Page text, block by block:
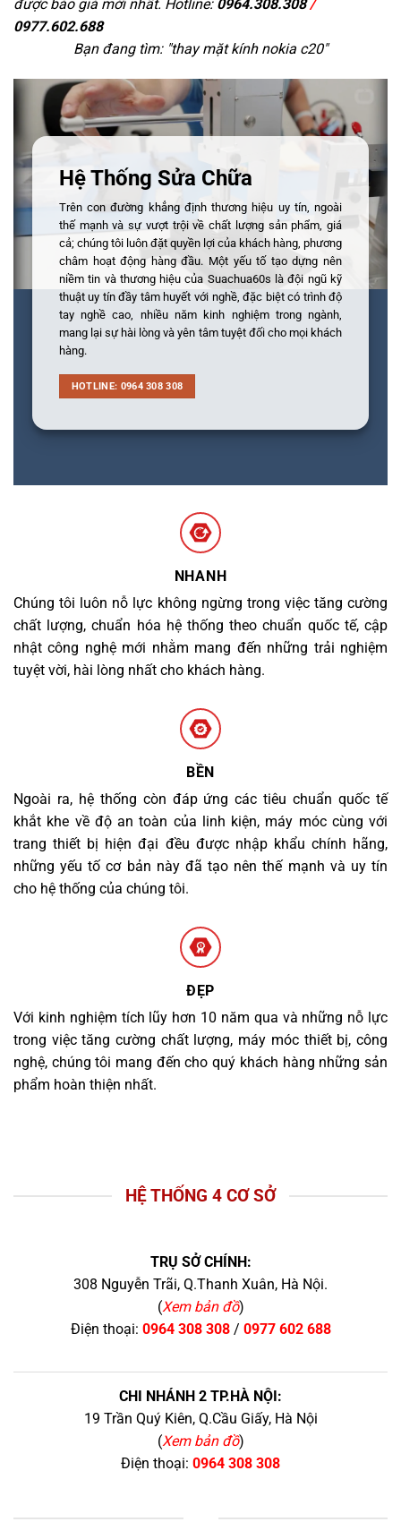
được báo giá mới nhất. Hotline: 0964.308.308/
0977.602.688
Bạn đang tìm: "thay mặt kính nokia c20"
Hệ Thống Sửa Chữa
Trên con đường khẳng định thương hiệu uy tín, ngoài
thế mạnh và sự vượt trội về chất lượng sản phẩm, giá
cả; chúng tôi luôn đặt quyền lợi của khách hàng, phương
châm hoạt động hàng đầu. Một yếu tố tạo dựng nên
niềm tin và thương hiệu của Suachua60s là đội ngũ kỹ
thuật uy tín đầy tâm huyết với nghề, đặc biệt có trình độ
tay nghề cao, nhiều năm kinh nghiệm trong ngành,
mang lại sự hài lòng và yên tâm tuyệt đối cho mọi khách
hàng.
HOTLINE: 0964 308 308
NHANH
Chúng tôi luôn nỗ lực không ngừng trong việc tăng cường
chất lượng, chuẩn hóa hệ thống theo chuẩn quốc tế, cập
nhật công nghệ mới nhằm mang đến những trải nghiệm
tuyệt vời, hài lòng nhất cho khách hàng.
BỀN
Ngoài ra, hệ thống còn đáp ứng các tiêu chuẩn quốc tế
khắt khe về độ an toàn của linh kiện, máy móc cùng với
trang thiết bị hiện đại đều được nhập khẩu chính hãng,
những yếu tố cơ bản này đã tạo nên thế mạnh và uy tín
cho hệ thống của chúng tôi.
ĐẸP
Với kinh nghiệm tích lũy hơn 10 năm qua và những nỗ lực
trong việc tăng cường chất lượng, máy móc thiết bị, công
nghệ, chúng tôi mang đến cho quý khách hàng những sản
phẩm hoàn thiện nhất.
HỆ THỐNG 4 CƠ SỞ
TRỤ SỞ CHÍNH:
308 Nguyễn Trãi, Q.Thanh Xuân, Hà Nội.
(Xem bản đồ)
Điện thoại: 0964 308 308/ 0977 602 688
CHI NHÁNH 2 TP.HÀ NỘI:
19 Trần Quý Kiên, Q.Cầu Giấy, Hà Nội
(Xem bản đồ)
Điện thoại: 0964 308 308